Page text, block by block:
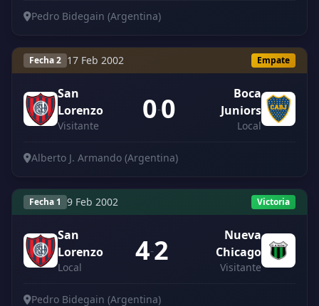
Pedro Bidegain (Argentina)
Fecha 2 17 Feb 2002 Empate
San
Lorenzo
Visitante 0-0
Boca
Juniors
Local
Alberto J. Armando (Argentina)
Fecha 1 9 Feb 2002 Victoria
San
Lorenzo
Local 4-2
Nueva
Chicago
Visitante
Pedro Bidegain (Argentina)